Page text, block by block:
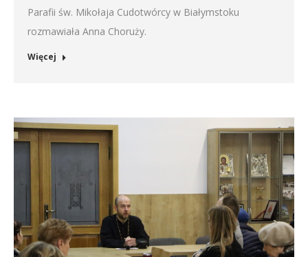
Parafii św. Mikołaja Cudotwórcy w Białymstoku
rozmawiała Anna Choruży.
Więcej